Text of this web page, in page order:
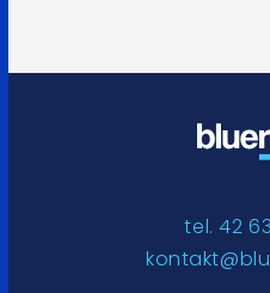
tel. 42